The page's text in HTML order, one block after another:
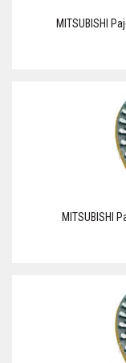
MITSUBISHI
MITSUBISHI